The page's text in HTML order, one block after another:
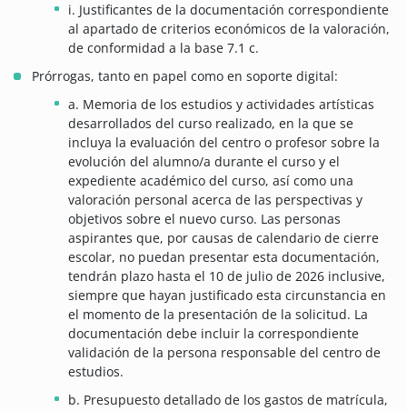
i. Justificantes de la documentación correspondiente
al apartado de criterios económicos de la valoración,
de conformidad a la base 7.1 c.
Prórrogas, tanto en papel como en soporte digital:
a. Memoria de los estudios y actividades artísticas
desarrollados del curso realizado, en la que se
incluya la evaluación del centro o profesor sobre la
evolución del alumno/a durante el curso y el
expediente académico del curso, así como una
valoración personal acerca de las perspectivas y
objetivos sobre el nuevo curso. Las personas
aspirantes que, por causas de calendario de cierre
escolar, no puedan presentar esta documentación,
tendrán plazo hasta el 10 de julio de 2026 inclusive,
siempre que hayan justificado esta circunstancia en
el momento de la presentación de la solicitud. La
documentación debe incluir la correspondiente
validación de la persona responsable del centro de
estudios.
b. Presupuesto detallado de los gastos de matrícula,